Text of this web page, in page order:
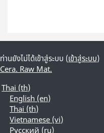
ท่านยังไม่ได้เข้าสู่ระบบ (เข้าสู่ระบบ)
Cera. Raw Mat.
Thai ‎(th)‎
English ‎(en)‎
Thai ‎(th)‎
Vietnamese ‎(vi)‎
Русский ‎(ru)‎